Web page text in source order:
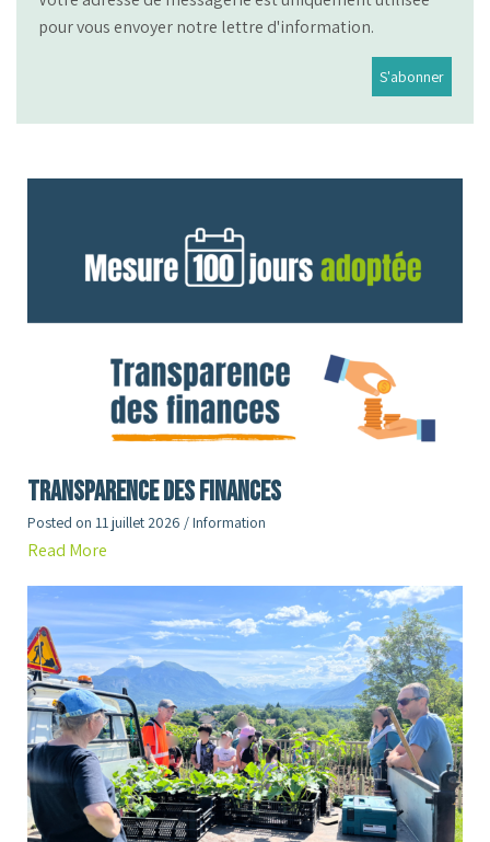
pour vous envoyer notre lettre d'information.
Transparence des finances
Posted on 11 juillet 2026 /Information
Read More